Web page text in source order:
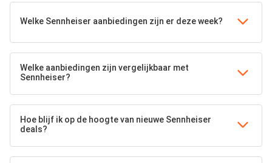
Welke Sennheiser aanbiedingen zijn er deze week?
Welke aanbiedingen zijn vergelijkbaar met
Sennheiser?
Hoe blijf ik op de hoogte van nieuwe Sennheiser
deals?